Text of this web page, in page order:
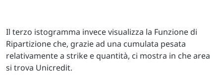
Il terzo istogramma invece visualizza la Funzione di
Ripartizione che, grazie ad una cumulata pesata
relativamente a strike e quantità, ci mostra in che area
si trova Unicredit.